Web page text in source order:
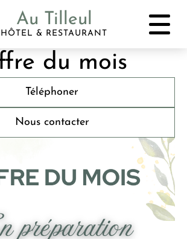
Au Tilleul
HÔTEL & RESTAURANT
du mois
Téléphoner
Nous contacter